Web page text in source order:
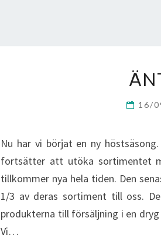
16/
Nu har vi börjat en ny
fortsätter att utöka sortimentet
tillkommer nya hela tiden. Den
1/3 av deras sortiment till oss.
produkterna till försäljning i en
Vi…